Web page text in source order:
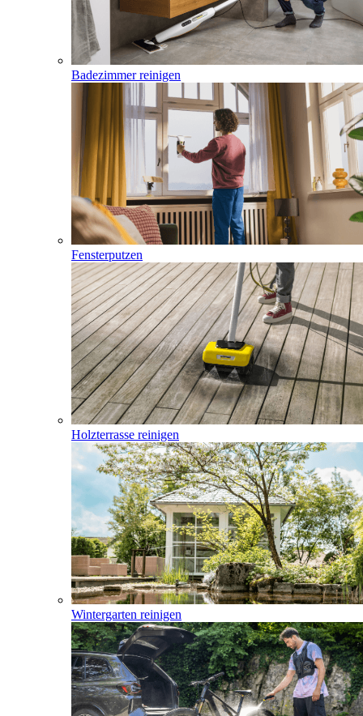
Badezimmer reinigen
Fensterputzen
Holzterrasse reinigen
Wintergarten reinigen